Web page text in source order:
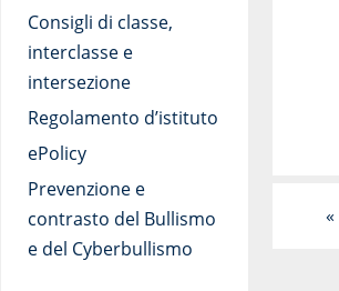
«
Consigli di classe,
interclasse e
intersezione
Regolamento d’istituto
ePolicy
Prevenzione e
contrasto del Bullismo
e del Cyberbullismo